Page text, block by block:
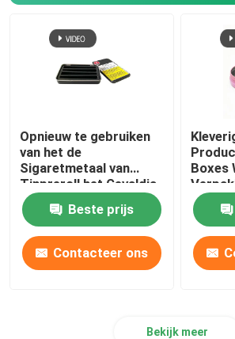
Pre-roll kegel
Opnieuw te gebruiken
van het de
Sigaretmetaal van
Tinpreroll het Gevaldia
Veilig voor kinderen Tin
Box
Beste prijs
Contacteer ons
Boxes
kinderen
Bekijk meer